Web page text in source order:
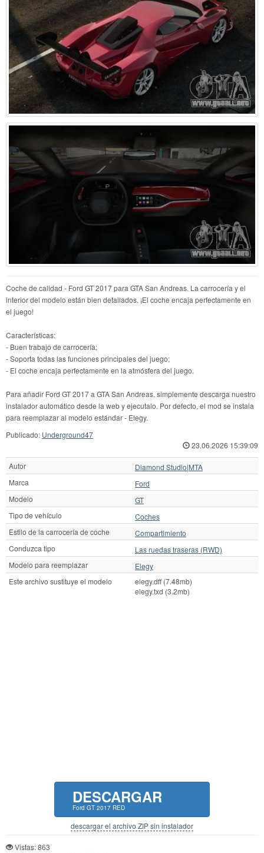
Coche de calidad - Ford GT 2017 para GTA San Andreas. La carrocería y el
interior del modelo están bien detallados. ¡El coche encaja perfectamente en
el juego!
Características:
- Buen trabajo de carrocería;
- Soporta todas las funciones principales del juego;
- El coche encaja perfectamente en la atmósfera del juego.
Para añadir Ford GT 2017 a GTA San Andreas, simplemente descarga nuestro
instalador automático desde la web y ejecutalo. Por defecto, el mod se instala
para reemplazar al modelo estándar - Elegy.
Publicado: Underground47
23.06.2026 15:39:09
Autor
Diamond Studio|MTA
Marca
Ford
Modelo
GT
Tipo de vehículo
Coches
Estilo de la carrocería de coche
Compartimiento
Conduzca tipo
Las ruedas traseras (RWD)
Modelo para reemplazar
Elegy
Este archivo sustituye el modelo
elegy.dff (7.48mb)
elegy.txd (3.2mb)
DESCARGAR
Ford GT 2017 RED
descargar el archivo ZIP sin instalador
Vistas: 863